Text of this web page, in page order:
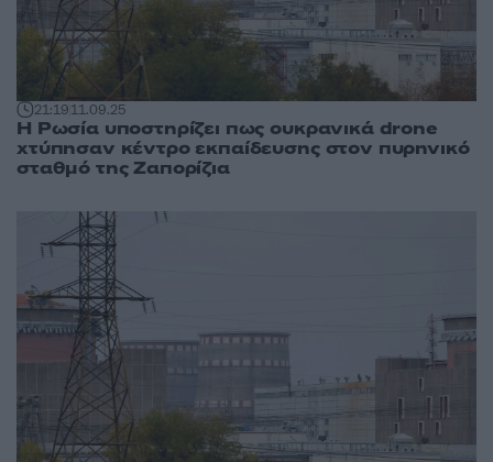
21:1911.09.25
Η Ρωσία υποστηρίζει πως ουκρανικά drone
χτύπησαν κέντρο εκπαίδευσης στον πυρηνικό
σταθμό της Ζαπορίζια